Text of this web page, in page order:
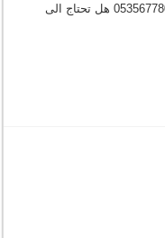
نقوم بخدمتك في أي وقت اتصل الآن على0535677800 هل تحتاج الى